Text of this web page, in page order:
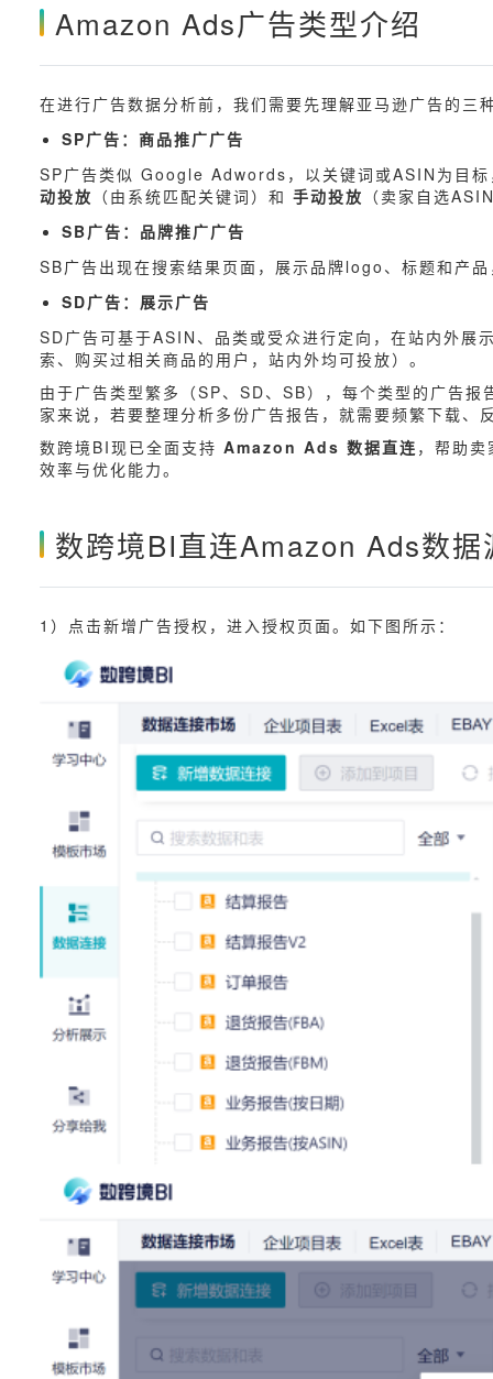
Amazon Ads广告类型介绍
在进行广告数据分析前，我们需要先理解亚马逊广告的三
SP广告：商品推广广告
SP广告类似 Google Adwords，以关键词或ASIN为目标
动投放 （由系统匹配关键词）和 手动投放 （卖家自选
SB广告：品牌推广广告
SB广告出现在搜索结果页面，展示品牌logo、标题和产
SD广告：展示广告
SD广告可基于ASIN、品类或受众进行定向，在站内外展
索、购买过相关商品的用户，站内外均可投放）。
由于广告类型繁多（SP、SD、SB），每个类型的广告
家来说，若要整理分析多份广告报告，就需要频繁下载、
数跨境BI现已全面支持 Amazon Ads 数据直连 ，帮助
效率与优化能力。
数跨境BI直连Amazon Ads数据
1）点击新增广告授权，进入授权页面。如下图所示：